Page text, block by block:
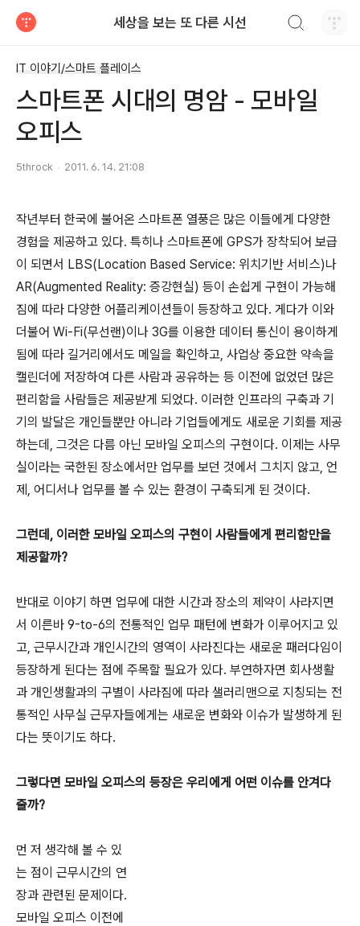
세상을 보는 또 다른 시선
IT 이야기/스마트 플레이스
스마트폰 시대의 명암 - 모바일
오피스
5throck 2011. 6. 14. 21:08
작년부터 한국에 불어온 스마트폰 열풍은 많은 이들에게 다양한
경험을 제공하고 있다. 특히나 스마트폰에 GPS가 장착되어 보급
이 되면서 LBS(Location Based Service: 위치기반 서비스)나
AR(Augmented Reality: 증강현실) 등이 손쉽게 구현이 가능해
짐에 따라 다양한 어플리케이션들이 등장하고 있다. 게다가 이와
더불어 Wi-Fi(무선랜)이나 3G를 이용한 데이터 통신이 용이하게
됨에 따라 길거리에서도 메일을 확인하고, 사업상 중요한 약속을
캘린더에 저장하여 다른 사람과 공유하는 등 이전에 없었던 많은
편리함을 사람들은 제공받게 되었다. 이러한 인프라의 구축과 기
기의 발달은 개인들뿐만 아니라 기업들에게도 새로운 기회를 제공
하는데, 그것은 다름 아닌 모바일 오피스의 구현이다. 이제는 사무
실이라는 국한된 장소에서만 업무를 보던 것에서 그치지 않고, 언
제, 어디서나 업무를 볼 수 있는 환경이 구축되게 된 것이다.
그런데, 이러한 모바일 오피스의 구현이 사람들에게 편리함만을
제공할까?
반대로 이야기 하면 업무에 대한 시간과 장소의 제약이 사라지면
서 이른바 9-to-6의 전통적인 업무 패턴에 변화가 이루어지고 있
고, 근무시간과 개인시간의 영역이 사라진다는 새로운 패러다임이
등장하게 된다는 점에 주목할 필요가 있다. 부연하자면 회사생활
과 개인생활과의 구별이 사라짐에 따라 샐러리맨으로 지칭되는 전
통적인 사무실 근무자들에게는 새로운 변화와 이슈가 발생하게 된
다는 뜻이기도 하다.
그렇다면 모바일 오피스의 등장은 우리에게 어떤 이슈를 안겨다
줄까?
먼 저 생각해 볼 수 있
는 점이 근무시간의 연
장과 관련된 문제이다.
모바일 오피스 이전에